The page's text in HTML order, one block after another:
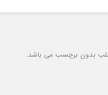
بدون برچسب می باشد.